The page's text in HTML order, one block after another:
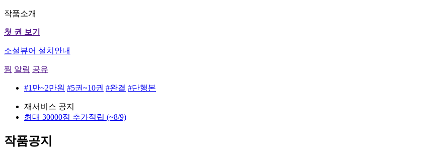
작품소개
첫 권 보기
소설뷰어 설치안내
찜 알림 공유
#1만~2만원 #5권~10권 #완결 #단행본
재서비스 공지
최대 30000점 추가적립 (~8/9)
작품공지